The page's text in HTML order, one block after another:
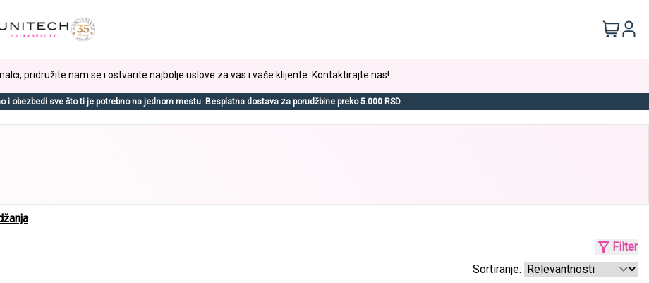
pridružite nam se i ostvarite najbolje uslove za vas i vaše klijente. Kontaktirajte nas!
i obezbedi sve što ti je potrebno na jednom mestu. Besplatna dostava za porudžbine preko 5.000 RSD.
Filter
Sortiranje: